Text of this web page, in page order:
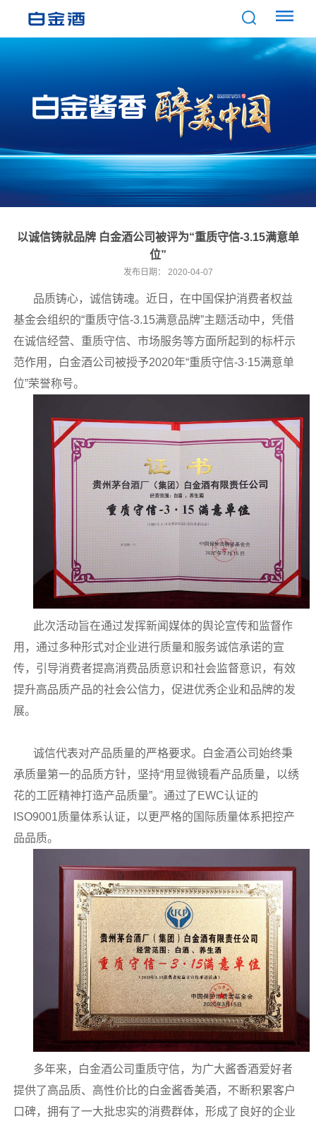
以诚信铸就品牌 白金酒公司被评为“重质守信-3.15满意单
位”
发布日期： 2020-04-07
品质铸心，诚信铸魂。近日，在中国保护消费者权益
基金会组织的“重质守信-3.15满意品牌”主题活动中，凭借
在诚信经营、重质守信、市场服务等方面所起到的标杆示
范作用，白金酒公司被授予2020年“重质守信-3·15满意单
位”荣誉称号。
此次活动旨在通过发挥新闻媒体的舆论宣传和监督作
用，通过多种形式对企业进行质量和服务诚信承诺的宣
传，引导消费者提高消费品质意识和社会监督意识，有效
提升高品质产品的社会公信力，促进优秀企业和品牌的发
展。
诚信代表对产品质量的严格要求。白金酒公司始终秉
承质量第一的品质方针，坚持“用显微镜看产品质量，以绣
花的工匠精神打造产品质量”。通过了EWC认证的
ISO9001质量体系认证，以更严格的国际质量体系把控产
品品质。
多年来，白金酒公司重质守信，为广大酱香酒爱好者
提供了高品质、高性价比的白金酱香美酒，不断积累客户
口碑，拥有了一大批忠实的消费群体，形成了良好的企业